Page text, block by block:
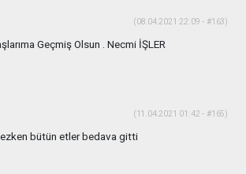
(08.04.2021 22:09 - #163)
Geçmiş Olsun . Necmi İŞLER
(11.04.2021 01:42 - #165)
bütün etler bedava gitti